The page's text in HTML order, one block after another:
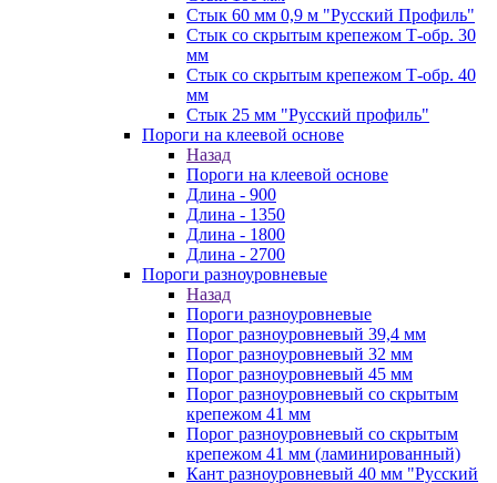
Стык 60 мм 0,9 м "Русский Профиль"
Стык со скрытым крепежом Т-обр. 30
мм
Стык со скрытым крепежом Т-обр. 40
мм
Стык 25 мм "Русский профиль"
Пороги на клеевой основе
Назад
Пороги на клеевой основе
Длина - 900
Длина - 1350
Длина - 1800
Длина - 2700
Пороги разноуровневые
Назад
Пороги разноуровневые
Порог разноуровневый 39,4 мм
Порог разноуровневый 32 мм
Порог разноуровневый 45 мм
Порог разноуровневый со скрытым
крепежом 41 мм
Порог разноуровневый со скрытым
крепежом 41 мм (ламинированный)
Кант разноуровневый 40 мм "Русский